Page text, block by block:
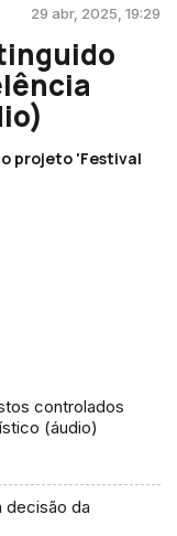
29 abr, 2025, 19:29
projeto 'Festival
controlados
(áudio)
decisão da